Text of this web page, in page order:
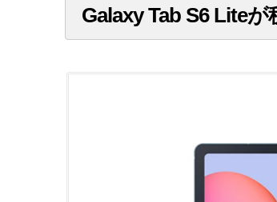
Galaxy Tab S6 Lite